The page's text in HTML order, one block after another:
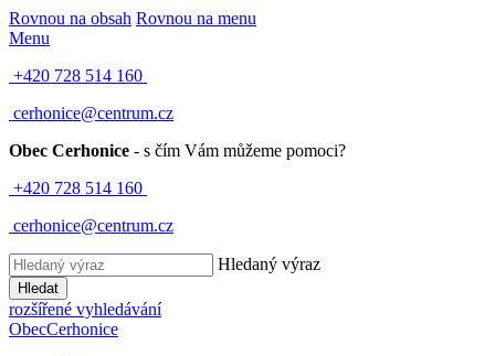
Rovnou na obsah Rovnou na menu
Menu
+420 728 514 160
cerhonice@centrum.cz
Obec Cerhonice - s čím Vám můžeme pomoci?
+420 728 514 160
cerhonice@centrum.cz
Hledaný výraz
Hledat
rozšířené vyhledávání
ObecCerhonice